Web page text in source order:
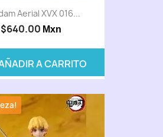
Aerial XVX 016...
$640.00 Mxn
A CARRITO